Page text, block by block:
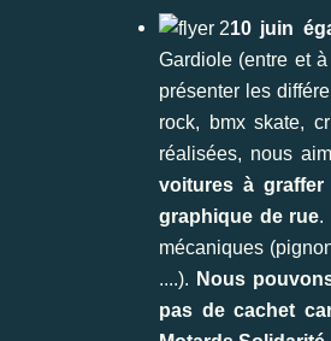
10 juin
Gardiole (entre et
présenter les
rock, bmx skate,
réalisées, nous
voitures à
graphique de rue.
mécaniques
....). Nous
pas de cachet